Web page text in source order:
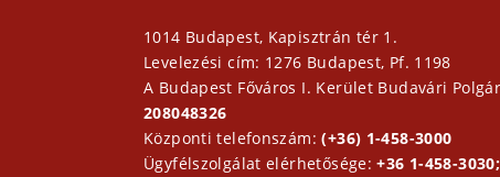
1014 Budapest, Kapisztrán tér 1.
Levelezési cím: 1276 Budapest, Pf. 1198
A Budapest Főváros I. Kerület Budavári
208048326
Központi telefonszám:(+36) 1-458-3000
Ügyfélszolgálat elérhetősége:+36 1-458-